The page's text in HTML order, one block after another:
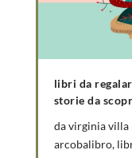
libri da
storie da
davirginia villa
arcobalibro,